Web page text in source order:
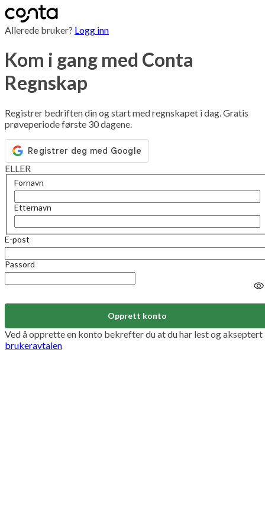
Allerede bruker? Logg inn
Kom i gang med Conta
Regnskap
Registrer bedriften din og start med regnskapet i dag. Gratis
prøveperiode første 30 dagene.
ELLER
Fornavn
Etternavn
E-post
Passord
Opprett konto
Ved å opprette en konto bekrefter du at du har lest og akseptert
brukeravtalen